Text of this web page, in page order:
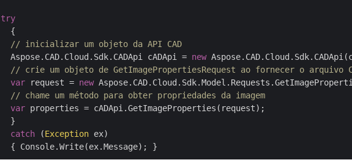
try
  {
// inicializar um objeto da API CAD
  Aspose.CAD.Cloud.Sdk.CADApi cADApi =
new
// crie um objeto de GetImagePropertiesRequest ao fornecer o arquivo
var request = new
// chame um método para obter propriedades da imagem
var properties = cADApi.GetImageProperties(request);
  }
catch (Exception ex)